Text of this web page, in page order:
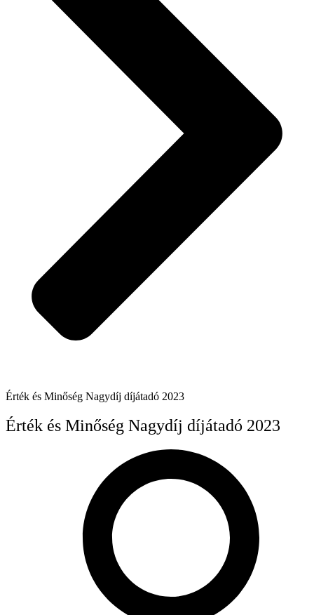
Érték és Minőség Nagydíj díjátadó 2023
Érték és Minőség Nagydíj díjátadó 2023